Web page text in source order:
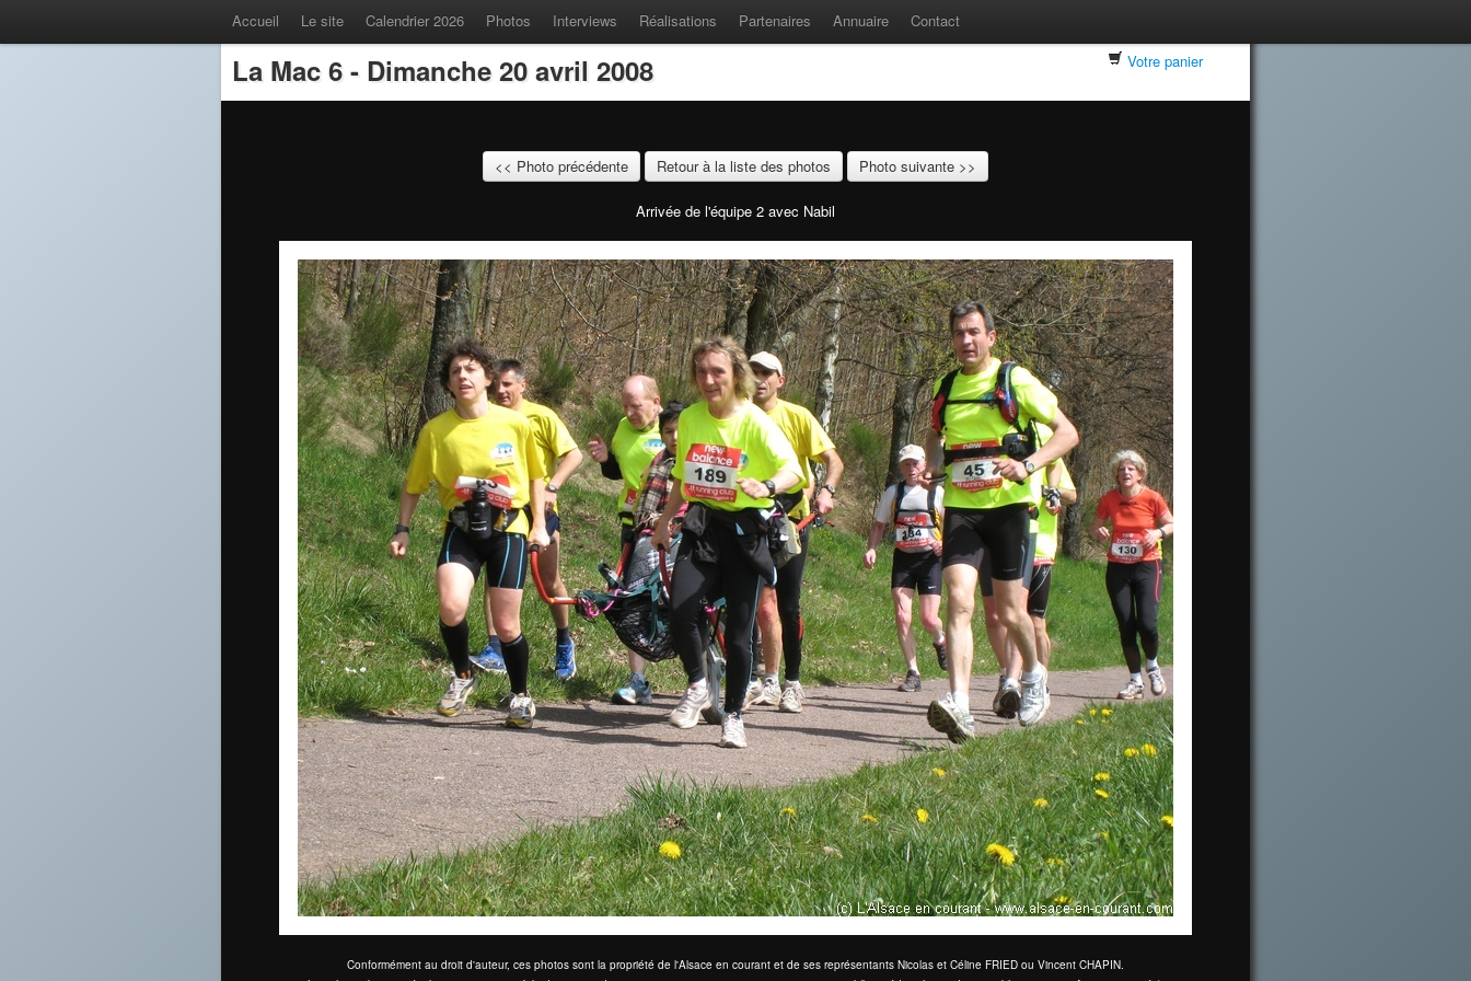
Accueil Le site Calendrier 2026 Photos Interviews Réalisations Partenaires Annuaire Contact
La Mac 6 - Dimanche 20 avril 2008 Votre panier
<< Photo précédente Retour à la liste des photos Photo suivante >>
Arrivée de l'équipe 2 avec Nabil
Conformément au droit d'auteur, ces photos sont la propriété de l'Alsace en courant et de ses représentants Nicolas et Céline FRIED ou Vincent CHAPIN.